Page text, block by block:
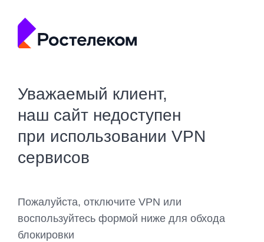
Уважаемый клиент,
наш сайт недоступен
при использовании VPN
сервисов
Пожалуйста, отключите VPN или
воспользуйтесь формой ниже для обхода
блокировки